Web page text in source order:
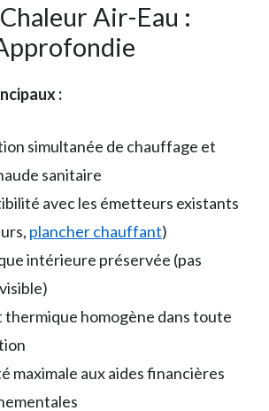
Air-Eau :
:
simultanée de chauffage et
sanitaire
avec les émetteurs existants
plancher chauffant)
intérieure préservée (pas
homogène dans toute
maximale aux aides financières